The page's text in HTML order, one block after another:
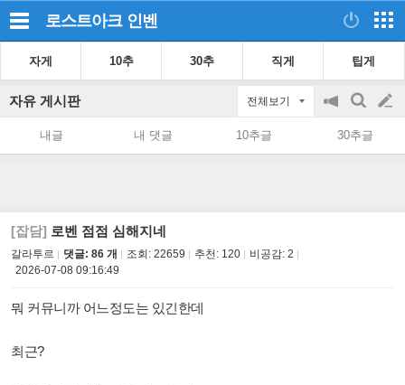
로스트아크 인벤
자게 10추 30추 직게 팁게
자유 게시판 전체보기
공
지
on/off
검
색
글
쓰
내글 내 댓글 10추글 30추글
[잡담] 로벤 점점 심해지네
갈라투르 댓글: 86 개 조회: 22659 추천: 120 비공감: 2
2026-07-08 09:16:49
뭐 커뮤니까 어느정도는 있긴한데
최근?